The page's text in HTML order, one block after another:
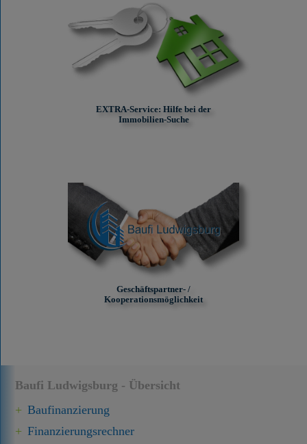
Baufi Ludwigsburg - Übersicht
Baufinanzierung
Finanzierungsrechner
EXTRA-Service: Hilfe bei der
Immobilien-Suche
Geschäftspartner- /
Kooperationsmöglichkeit